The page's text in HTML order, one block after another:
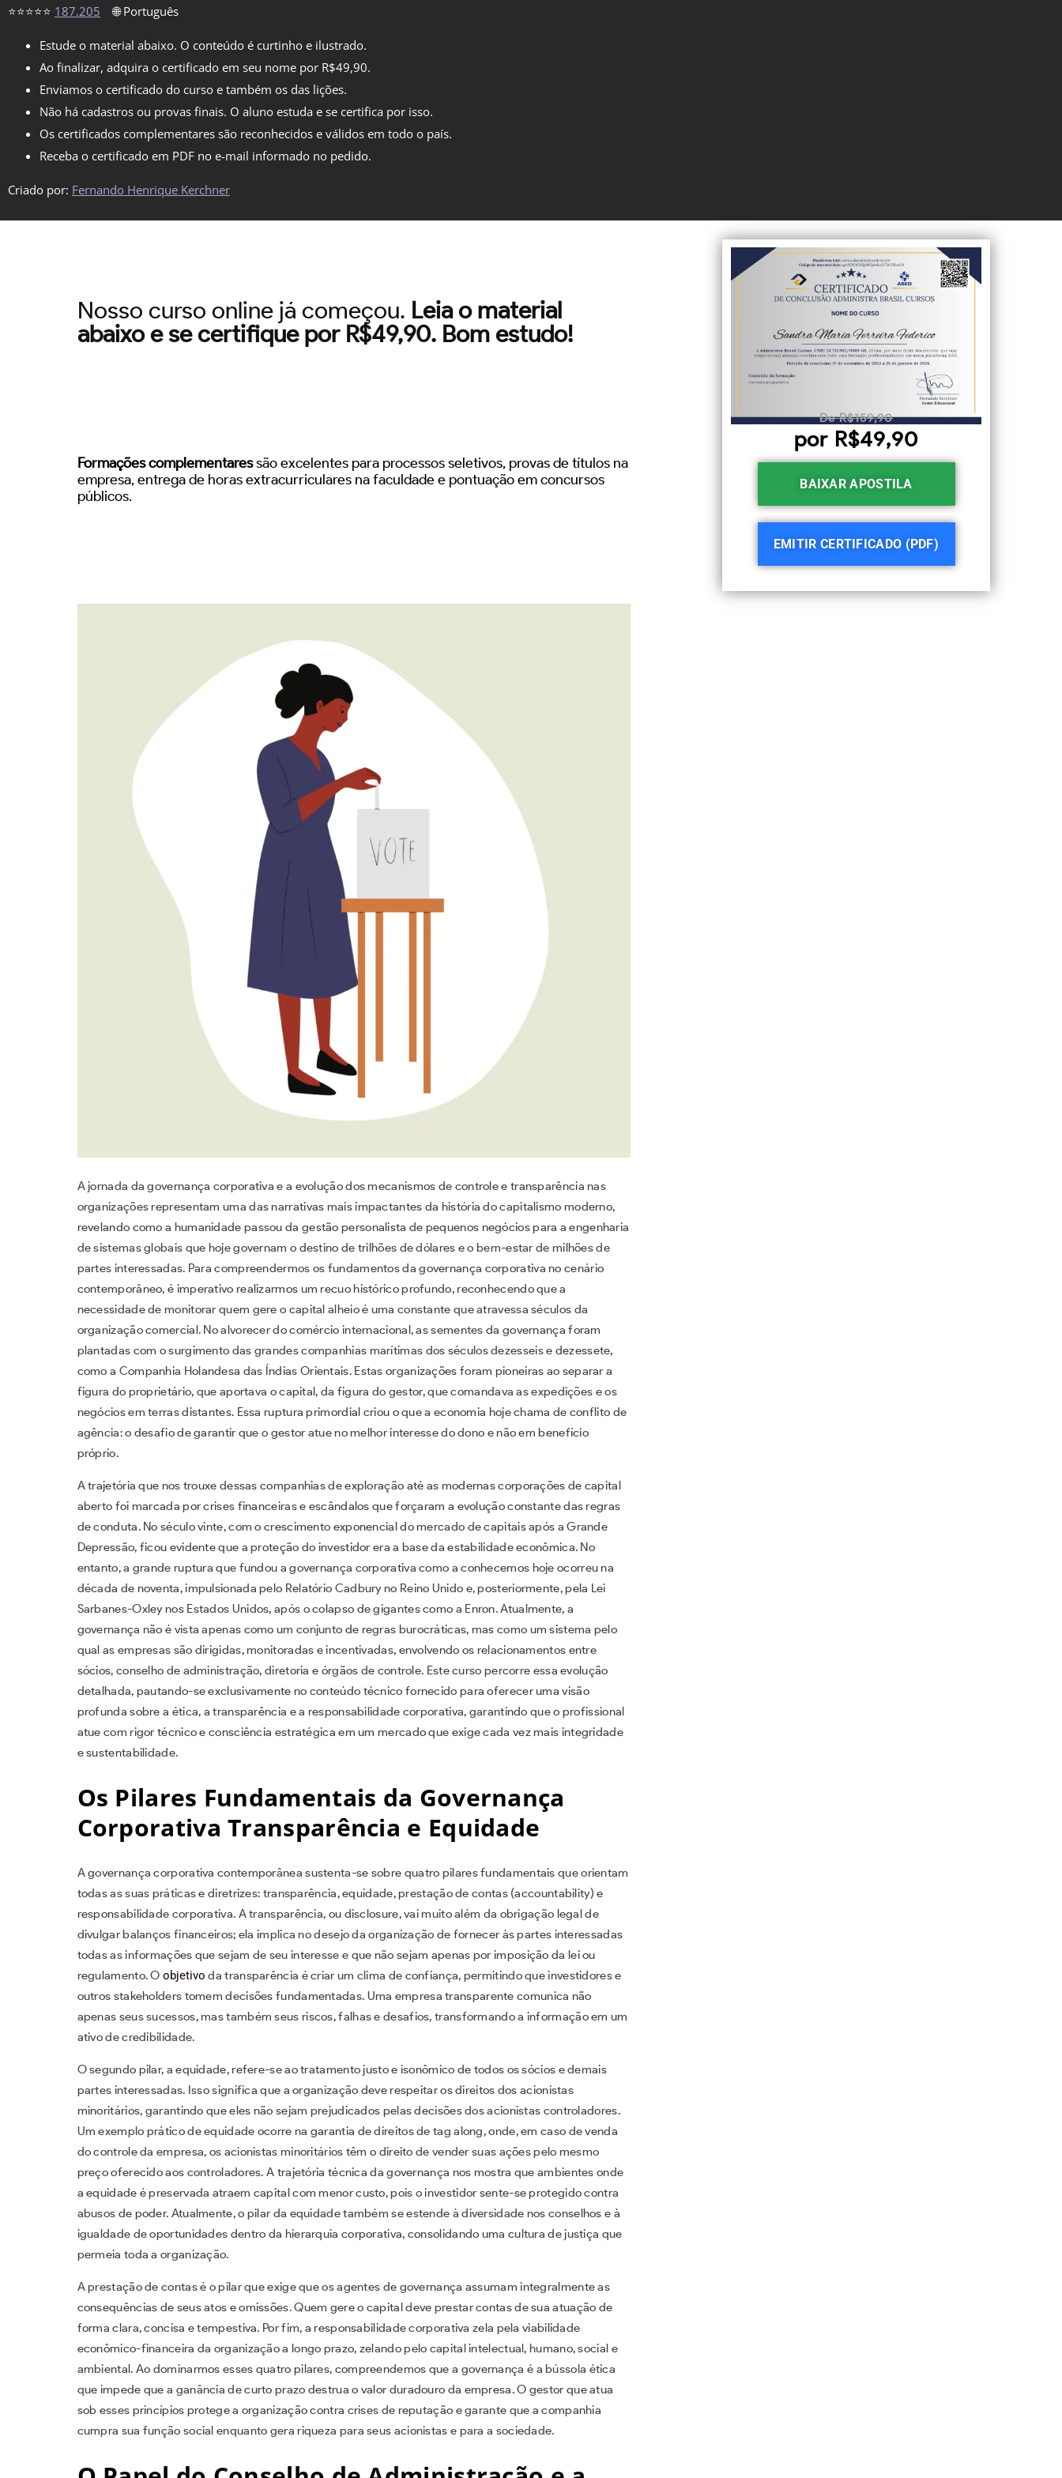
⭐⭐⭐⭐⭐ 187.205 🌐 Português
Estude o material abaixo. O conteúdo é curtinho e ilustrado.
Ao finalizar, adquira o certificado em seu nome por R$49,90.
Enviamos o certificado do curso e também os das lições.
Não há cadastros ou provas finais. O aluno estuda e se certifica por isso.
Os certificados complementares são reconhecidos e válidos em todo o país.
Receba o certificado em PDF no e-mail informado no pedido.
Criado por: Fernando Henrique Kerchner
Nosso curso online já começou. Leia o material
abaixo e se certifique por R$49,90. Bom estudo!
Formações complementaressão excelentes para processos seletivos, provas de títulos na
empresa, entrega de horas extracurriculares na faculdade e pontuação em concursos
públicos.
A jornada da governança corporativa e a evolução dos mecanismos de controle e transparência nas
organizações representam uma das narrativas mais impactantes da história do capitalismo moderno,
revelando como a humanidade passou da gestão personalista de pequenos negócios para a engenharia
de sistemas globais que hoje governam o destino de trilhões de dólares e o bem-estar de milhões de
partes interessadas. Para compreendermos os fundamentos da governança corporativa no cenário
contemporâneo, é imperativo realizarmos um recuo histórico profundo, reconhecendo que a
necessidade de monitorar quem gere o capital alheio é uma constante que atravessa séculos da
organização comercial. No alvorecer do comércio internacional, as sementes da governança foram
plantadas com o surgimento das grandes companhias marítimas dos séculos dezesseis e dezessete,
como a Companhia Holandesa das Índias Orientais. Estas organizações foram pioneiras ao separar a
figura do proprietário, que aportava o capital, da figura do gestor, que comandava as expedições e os
negócios em terras distantes. Essa ruptura primordial criou o que a economia hoje chama de conflito de
agência: o desafio de garantir que o gestor atue no melhor interesse do dono e não em benefício
próprio.
A trajetória que nos trouxe dessas companhias de exploração até as modernas corporações de capital
aberto foi marcada por crises financeiras e escândalos que forçaram a evolução constante das regras
de conduta. No século vinte, com o crescimento exponencial do mercado de capitais após a Grande
Depressão, ficou evidente que a proteção do investidor era a base da estabilidade econômica. No
entanto, a grande ruptura que fundou a governança corporativa como a conhecemos hoje ocorreu na
década de noventa, impulsionada pelo Relatório Cadbury no Reino Unido e, posteriormente, pela Lei
Sarbanes-Oxley nos Estados Unidos, após o colapso de gigantes como a Enron. Atualmente, a
governança não é vista apenas como um conjunto de regras burocráticas, mas como um sistema pelo
qual as empresas são dirigidas, monitoradas e incentivadas, envolvendo os relacionamentos entre
sócios, conselho de administração, diretoria e órgãos de controle. Este curso percorre essa evolução
detalhada, pautando-se exclusivamente no conteúdo técnico fornecido para oferecer uma visão
profunda sobre a ética, a transparência e a responsabilidade corporativa, garantindo que o profissional
atue com rigor técnico e consciência estratégica em um mercado que exige cada vez mais integridade
e sustentabilidade.
Os Pilares Fundamentais da Governança
Corporativa Transparência e Equidade
A governança corporativa contemporânea sustenta-se sobre quatro pilares fundamentais que orientam
todas as suas práticas e diretrizes: transparência, equidade, prestação de contas (accountability) e
responsabilidade corporativa. A transparência, ou disclosure, vai muito além da obrigação legal de
divulgar balanços financeiros; ela implica no desejo da organização de fornecer às partes interessadas
todas as informações que sejam de seu interesse e que não sejam apenas por imposição da lei ou
regulamento. Oobjetivo da transparência é criar um clima de confiança, permitindo que investidores e
outros stakeholders tomem decisões fundamentadas. Uma empresa transparente comunica não
apenas seus sucessos, mas também seus riscos, falhas e desafios, transformando a informação em um
ativo de credibilidade.
O segundo pilar, a equidade, refere-se ao tratamento justo e isonômico de todos os sócios e demais
partes interessadas. Isso significa que a organização deve respeitar os direitos dos acionistas
minoritários, garantindo que eles não sejam prejudicados pelas decisões dos acionistas controladores.
Um exemplo prático de equidade ocorre na garantia de direitos de tag along, onde, em caso de venda
do controle da empresa, os acionistas minoritários têm o direito de vender suas ações pelo mesmo
preço oferecido aos controladores. A trajetória técnica da governança nos mostra que ambientes onde
a equidade é preservada atraem capital com menor custo, pois o investidor sente-se protegido contra
abusos de poder. Atualmente, o pilar da equidade também se estende à diversidade nos conselhos e à
igualdade de oportunidades dentro da hierarquia corporativa, consolidando uma cultura de justiça que
permeia toda a organização.
A prestação de contas é o pilar que exige que os agentes de governança assumam integralmente as
consequências de seus atos e omissões. Quem gere o capital deve prestar contas de sua atuação de
forma clara, concisa e tempestiva. Por fim, a responsabilidade corporativa zela pela viabilidade
econômico-financeira da organização a longo prazo, zelando pelo capital intelectual, humano, social e
ambiental. Ao dominarmos esses quatro pilares, compreendemos que a governança é a bússola ética
que impede que a ganância de curto prazo destrua o valor duradouro da empresa. O gestor que atua
sob esses princípios protege a organização contra crises de reputação e garante que a companhia
cumpra sua função social enquanto gera riqueza para seus acionistas e para a sociedade.
De R$159,90
por R$49,90
BAIXAR APOSTILA
EMITIR CERTIFICADO (PDF)